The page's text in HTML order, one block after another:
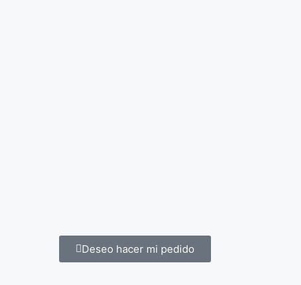
Deseo hacer mi pedido